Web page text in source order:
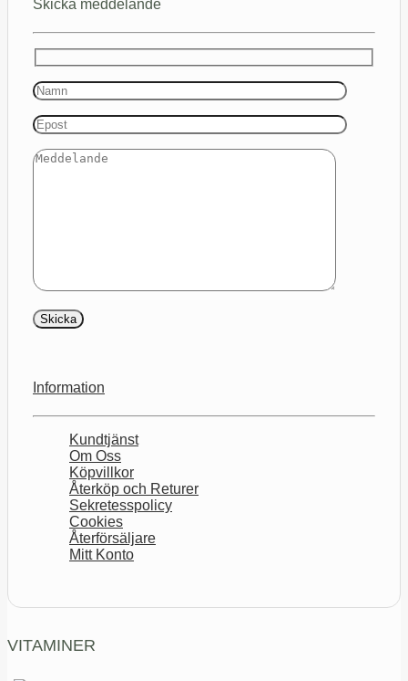
Skicka meddelande
Information
Kundtjänst
Om Oss
Köpvillkor
Återköp och Returer
Sekretesspolicy
Cookies
Återförsäljare
Mitt Konto
VITAMINER